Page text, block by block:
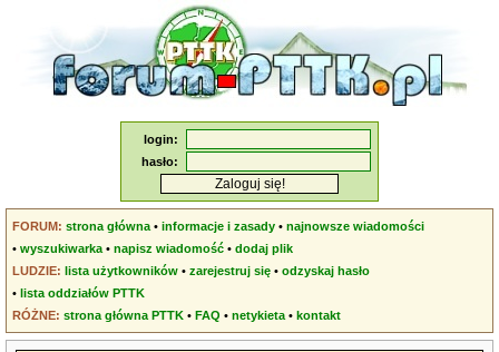
login:
hasło:
FORUM: strona główna •informacje i zasady •najnowsze wiadomości
•wyszukiwarka •napisz wiadomość •dodaj plik
LUDZIE: lista użytkowników •zarejestruj się •odzyskaj hasło
•lista oddziałów PTTK
RÓŻNE: strona główna PTTK •FAQ •netykieta •kontakt